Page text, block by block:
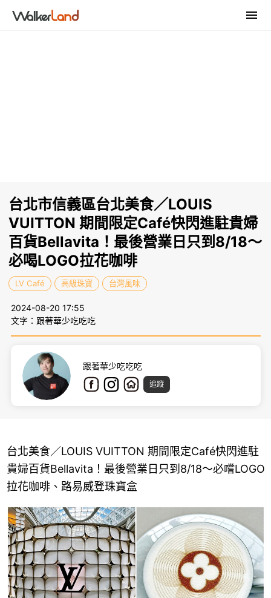
台北市信義區台北美食／LOUIS
VUITTON 期間限定Café快閃進駐貴婦
百貨Bellavita！最後營業日只到8/18～
必喝LOGO拉花咖啡
LV Café 高級珠寶 台灣風味
2024-08-20 17:55
文字：跟著華少吃吃吃
跟著華少吃吃吃
追蹤
台北美食／LOUIS VUITTON 期間限定Café快閃進駐
貴婦百貨Bellavita！最後營業日只到8/18～必嚐LOGO
拉花咖啡、路易威登珠寶盒